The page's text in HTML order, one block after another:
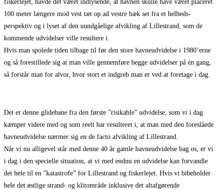
fiskerlejet, havde det været indlysende, at havnen skulle have været placeret
100 meter længere mod vest tæt op ad vestre bæk set fra et helheds-
perspektiv og i lyset af den uundgåelige afvikling af Lillestrand, som de
kommende udvidelser ville resultere i.
Hvis man spolede tiden tilbage til før den store havneudvidelse i 1980’erne
og så forestillede sig at man ville gennemføre begge udvidelser på én gang,
så forstår man for alvor, hvor stort et indgreb man er ved at foretage i dag.
Det er denne glidebane fra den første ”risikable” udvidelse, som vi i dag
kæmper videre med og som reelt har resulteret i, at man med den foreslåede
havneudvidelse nærmer sig en de facto afvikling af Lillestrand.
Når vi nu alligevel står med denne 40 år gamle havneudvidelse bag os, er vi
i dag i den specielle situation, at vi med endnu en udvidelse kan forvandle
det hele til en ”katastrofe” for Lillestrand og fiskerlejet. Hvis vi bibeholder
hele det østlige strand- og klitområde inklusive det altafgørende